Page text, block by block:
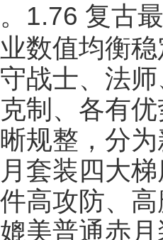
1.76 复古
数值均衡
战士、法
制、各有
规整，分
套装四大
高攻防、
美普通赤